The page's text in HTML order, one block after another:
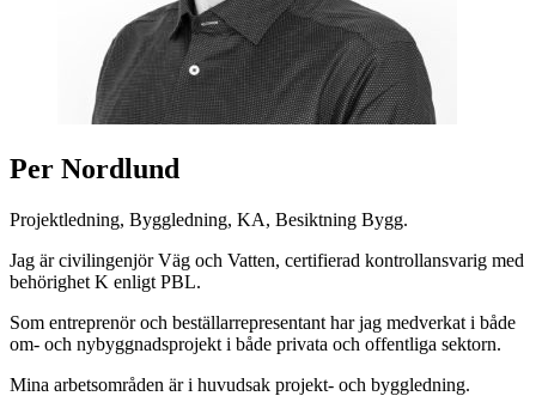
Per Nordlund
Projektledning, Byggledning, KA, Besiktning Bygg.
Jag är civilingenjör Väg och Vatten, certifierad kontrollansvarig med
behörighet K enligt PBL.
Som entreprenör och beställarrepresentant har jag medverkat i både
om- och nybyggnadsprojekt i både privata och offentliga sektorn.
Mina arbetsområden är i huvudsak projekt- och byggledning.